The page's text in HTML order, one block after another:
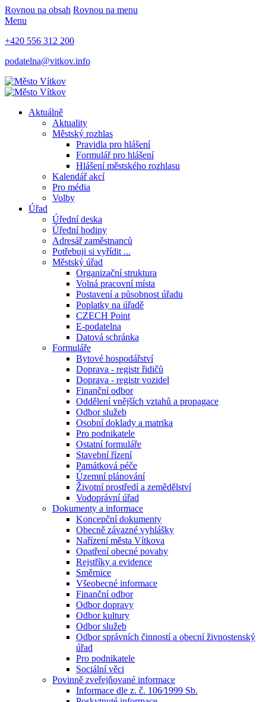
Rovnou na obsah Rovnou na menu
Menu
+420 556 312 200
podatelna@vitkov.info
Aktuálně
Aktuality
Městský rozhlas
Pravidla pro hlášení
Formulář pro hlášení
Hlášení městského rozhlasu
Kalendář akcí
Pro média
Volby
Úřad
Úřední deska
Úřední hodiny
Adresář zaměstnanců
Potřebuji si vyřídit ...
Městský úřad
Organizační struktura
Volná pracovní místa
Postavení a působnost úřadu
Poplatky na úřadě
CZECH Point
E-podatelna
Datová schránka
Formuláře
Bytové hospodářství
Doprava - registr řidičů
Doprava - registr vozidel
Finanční odbor
Oddělení vnějších vztahů a propagace
Odbor služeb
Osobní doklady a matrika
Pro podnikatele
Ostatní formuláře
Stavební řízení
Památková péče
Územní plánování
Životní prostředí a zemědělství
Vodoprávní úřad
Dokumenty a informace
Koncepční dokumenty
Obecně závazné vyhlášky
Nařízení města Vítkova
Opatření obecné povahy
Rejstříky a evidence
Směrnice
Všeobecné informace
Finanční odbor
Odbor dopravy
Odbor kultury
Odbor služeb
Odbor správních činností a obecní živnostenský
úřad
Pro podnikatele
Sociální věci
Povinně zveřejňované informace
Informace dle z. č. 106⁄1999 Sb.